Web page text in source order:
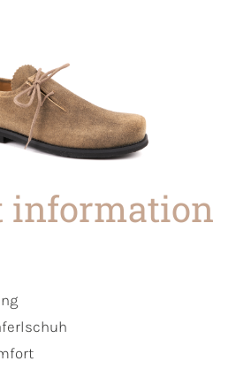
information